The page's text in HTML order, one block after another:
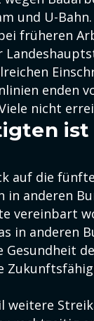
und U-
früheren
enden
nicht
auf die
anderen
vereinbart
in anderen
Gesundheit
weitere